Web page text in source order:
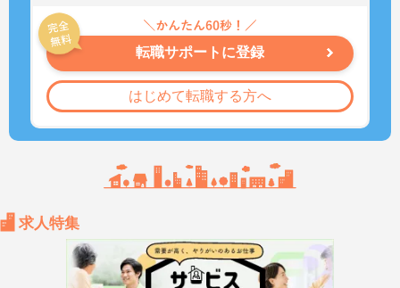
転職サポートに登録
はじめて転職する方へ
求人特集